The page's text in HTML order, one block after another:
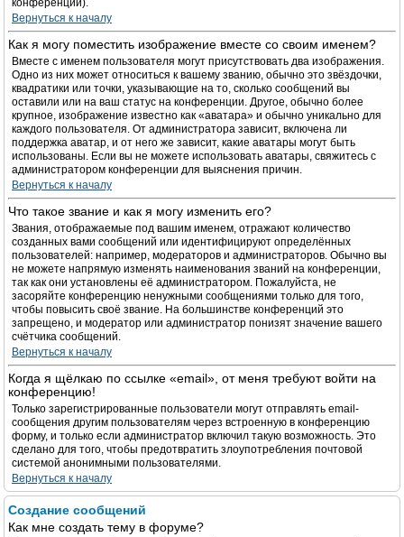
конференции).
Вернуться к началу
Как я могу поместить изображение вместе со своим именем?
Вместе с именем пользователя могут присутствовать два изображения.
Одно из них может относиться к вашему званию, обычно это звёздочки,
квадратики или точки, указывающие на то, сколько сообщений вы
оставили или на ваш статус на конференции. Другое, обычно более
крупное, изображение известно как «аватара» и обычно уникально для
каждого пользователя. От администратора зависит, включена ли
поддержка аватар, и от него же зависит, какие аватары могут быть
использованы. Если вы не можете использовать аватары, свяжитесь с
администратором конференции для выяснения причин.
Вернуться к началу
Что такое звание и как я могу изменить его?
Звания, отображаемые под вашим именем, отражают количество
созданных вами сообщений или идентифицируют определённых
пользователей: например, модераторов и администраторов. Обычно вы
не можете напрямую изменять наименования званий на конференции,
так как они установлены её администратором. Пожалуйста, не
засоряйте конференцию ненужными сообщениями только для того,
чтобы повысить своё звание. На большинстве конференций это
запрещено, и модератор или администратор понизят значение вашего
счётчика сообщений.
Вернуться к началу
Когда я щёлкаю по ссылке «email», от меня требуют войти на
конференцию!
Только зарегистрированные пользователи могут отправлять email-
сообщения другим пользователям через встроенную в конференцию
форму, и только если администратор включил такую возможность. Это
сделано для того, чтобы предотвратить злоупотребления почтовой
системой анонимными пользователями.
Вернуться к началу
Создание сообщений
Как мне создать тему в форуме?